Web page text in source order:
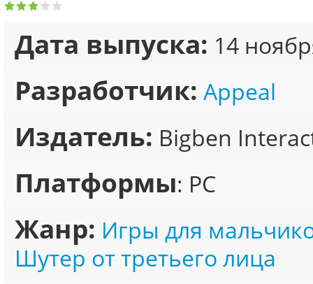
Дата выпуска: 14
Разработчик: Appeal
Издатель: Bigben
Платформы: PC
Жанр: Игры для
Шутер от третьего лица